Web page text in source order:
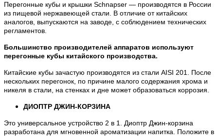
Перегонные кубы и крышки Schnapser — производятся в России
из пищевой нержавеющей стали. В отличие от китайских
аналогов, выпускаются на заводе, с соблюдением технических
регламентов.
Большинство производителей аппаратов используют
перегонные кубы китайского производства.
Китайские кубы зачастую производятся из стали AISI 201. После
нескольких перегонок, по причине малого содержания хрома и
никеля в стали, на стенках и дне может образоваться коррозия.
ДИОПТР ДЖИН-КОРЗИНА
Это универсальное устройство 2 в 1. Диоптр Джин-корзина
разработана для мгновенной ароматизации напитка. Положите в